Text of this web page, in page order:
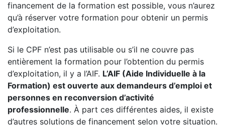
financement de la formation est possible, vous n’aurez
qu’à réserver votre formation pour obtenir un permis
d’exploitation.
Si le CPF n’est pas utilisable ou s’il ne couvre pas
entièrement la formation pour l’obtention du permis
d’exploitation, il y a l’AIF. L’AIF (Aide Individuelle à la
Formation) est ouverte aux demandeurs d’emploi et
personnes en reconversion d’activité
professionnelle. À part ces différentes aides, il existe
d’autres solutions de financement selon votre situation.